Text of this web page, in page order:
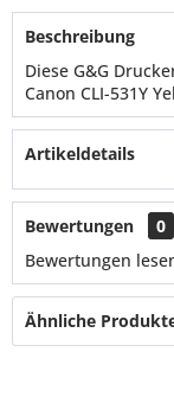
Beschreibung
Diese G&G
Canon CLI-531Y
Artikeldetails
Bewertungen
0
Bewertungen
Ähnliche